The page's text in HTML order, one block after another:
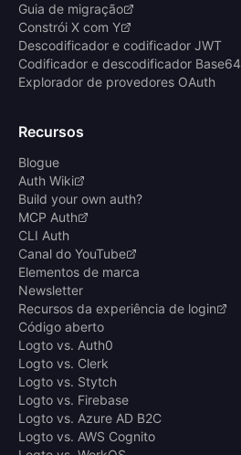
Guia de migração
Constrói X com Y
Descodificador e codificador JWT
Codificador e descodificador Base64
Explorador de provedores OAuth
Recursos
Blogue
Auth Wiki
Build your own auth?
MCP Auth
CLI Auth
Canal do YouTube
Elementos de marca
Newsletter
Recursos da experiência de login
Código aberto
Logto vs. Auth0
Logto vs. Clerk
Logto vs. Stytch
Logto vs. Firebase
Logto vs. Azure AD B2C
Logto vs. AWS Cognito